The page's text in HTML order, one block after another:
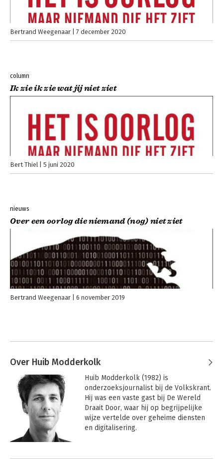
Bertrand Weegenaar 7 december 2020
column
Ik zie ik zie wat jij niet ziet
Bert Thiel 5 juni 2020
nieuws
Over een oorlog die niemand (nog) niet ziet
Bertrand Weegenaar 6 november 2019
Over Huib Modderkolk
Huib Modderkolk (1982) is
onderzoeksjournalist bij de Volkskrant.
Hij was een vaste gast bij De Wereld
Draait Door, waar hij op begrijpelijke
wijze vertelde over geheime diensten
en digitalisering.